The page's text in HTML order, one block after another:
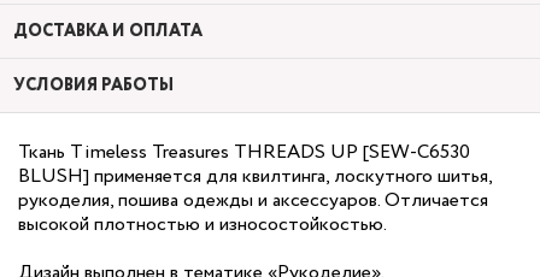
ДОСТАВКА И ОПЛАТА
УСЛОВИЯ РАБОТЫ
Ткань Timeless Treasures THREADS UP [SEW-C6530
BLUSH] применяется для квилтинга, лоскутного шитья,
рукоделия, пошива одежды и аксессуаров. Отличается
высокой плотностью и износостойкостью.